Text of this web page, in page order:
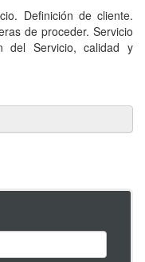
Definición de cliente.
de proceder. Servicio
del Servicio, calidad y
de clientes.
relacional. Customer
La comunicación de las
de la comunicación.
de las organizaciones.